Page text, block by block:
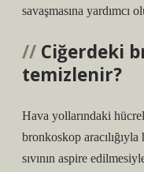
savaşmasına yardımcı
Ciğerdeki
temizlenir?
Hava yollarındaki
bronkoskop
sıvının aspire